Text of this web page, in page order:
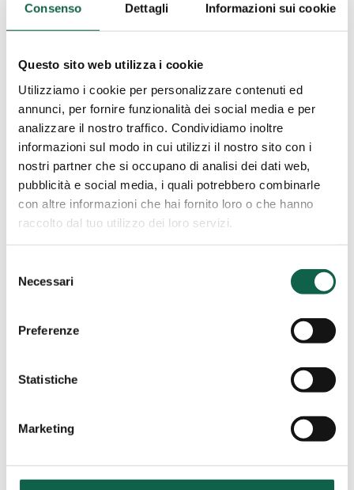
Consenso Dettagli Informazioni sui cookie
Questo sito web utilizza i cookie
Utilizziamo i cookie per personalizzare contenuti ed
annunci, per fornire funzionalità dei social media e per
analizzare il nostro traffico. Condividiamo inoltre
informazioni sul modo in cui utilizzi il nostro sito con i
nostri partner che si occupano di analisi dei dati web,
pubblicità e social media, i quali potrebbero combinarle
con altre informazioni che hai fornito loro o che hanno
raccolto dal tuo utilizzo dei loro servizi.
delNecessari
Preferenze
Statistiche
Marketing
Magenta (MI)
Farmacia Rossini snc
Magenta
Via Rossini, 12 20013, Magenta, MI
0235945863
Rossini
snc
Magenta
Bari (BA)
0805580985
Rubino
Lucca (LU)
S.Anna